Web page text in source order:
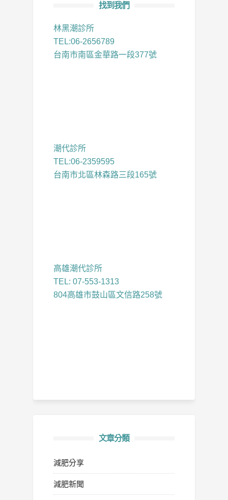
找到我們
林黑潮診所
TEL:06-2656789
台南市南區金華路一段377號
潮代診所
TEL:06-2359595
台南市北區林森路三段165號
高雄潮代診所
TEL: 07-553-1313
804高雄市鼓山區文信路258號
文章分類
減肥分享
減肥新聞